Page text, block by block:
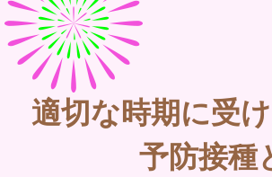
適切な時期に受
予防接種